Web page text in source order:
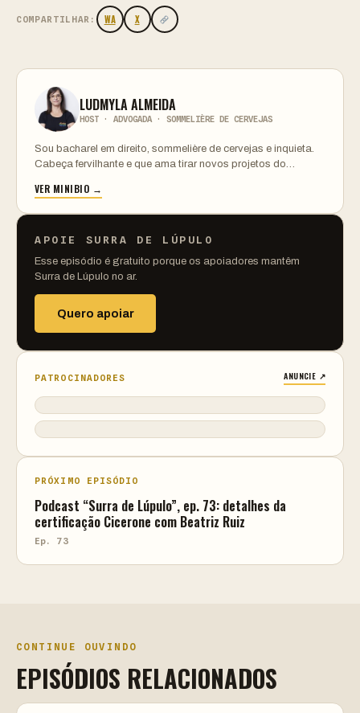
COMPARTILHAR: WA X
LUDMYLA ALMEIDA
HOST · ADVOGADA · SOMMELIÈRE DE CERVEJAS
Sou bacharel em direito, sommelière de cervejas e inquieta.
Cabeça fervilhante e que ama tirar novos projetos do…
VER MINIBIO →
APOIE SURRA DE LÚPULO
Esse episódio é gratuito porque os apoiadores mantêm
Surra de Lúpulo no ar.
Quero apoiar
PATROCINADORES ANUNCIE ↗
PRÓXIMO EPISÓDIO
Podcast “Surra de Lúpulo”, ep. 73: detalhes da
certificação Cicerone com Beatriz Ruiz
Ep. 73
CONTINUE OUVINDO
EPISÓDIOS RELACIONADOS